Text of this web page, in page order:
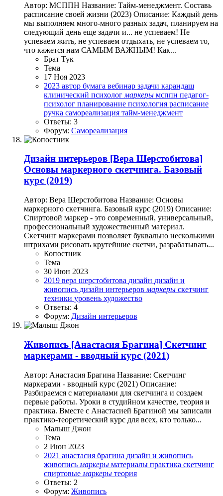
Автор: МСППН Название: Тайм-менеджмент. Составь
расписание своей жизни (2023) Описание: Каждый день
мы выполняем много-много разных задач, планируем на
следующий день еще задачи и... не успеваем! Не
успеваем жить, не успеваем отдыхать, не успеваем то,
что кажется нам САМЫМ ВАЖНЫМ! Как...
Брат Тук
Тема
17 Ноя 2023
2023 автор бумага вебинар задачи карандаш
клинический психолог маркеры мсппн педагог-
психолог планирование психология расписание
ручка самореализация тайм-менеджмент
Ответы: 3
Форум: Самореализация
Дизайн интерьеров [Вера Шерстобитова]
Основы маркерного скетчинга. Базовый
курс (2019)
Автор: Вера Шерстобитова Название: Основы
маркерного скетчинга. Базовый курс (2019) Описание:
Спиртовой маркер - это современный, универсальный,
профессиональный художественный материал.
Скетчинг маркерами позволяет буквально несколькими
штрихами рисовать крутейшие скетчи, разрабатывать...
Копостник
Тема
30 Июн 2023
2019 вера шерстобитова дизайн дизайн и
живопись дизайн интерьеров маркеры скетчинг
техники уровень художество
Ответы: 4
Форум: Дизайн интерьеров
Живопись [Анастасия Брагина] Скетчинг
маркерами - вводный курс (2021)
Автор: Анастасия Брагина Название: Скетчинг
маркерами - вводный курс (2021) Описание:
Разбираемся с материалами для скетчинга и создаем
первые работы. Уроки в студийном качестве, теория и
практика. Вместе с Анастасией Брагиной мы записали
практико-теоретический курс для всех, кто только...
Малыш Джон
Тема
2 Июн 2023
2021 анастасия брагина дизайн и живопись
живопись маркеры материалы практика скетчинг
спиртовые маркеры теория
Ответы: 2
Форум: Живопись